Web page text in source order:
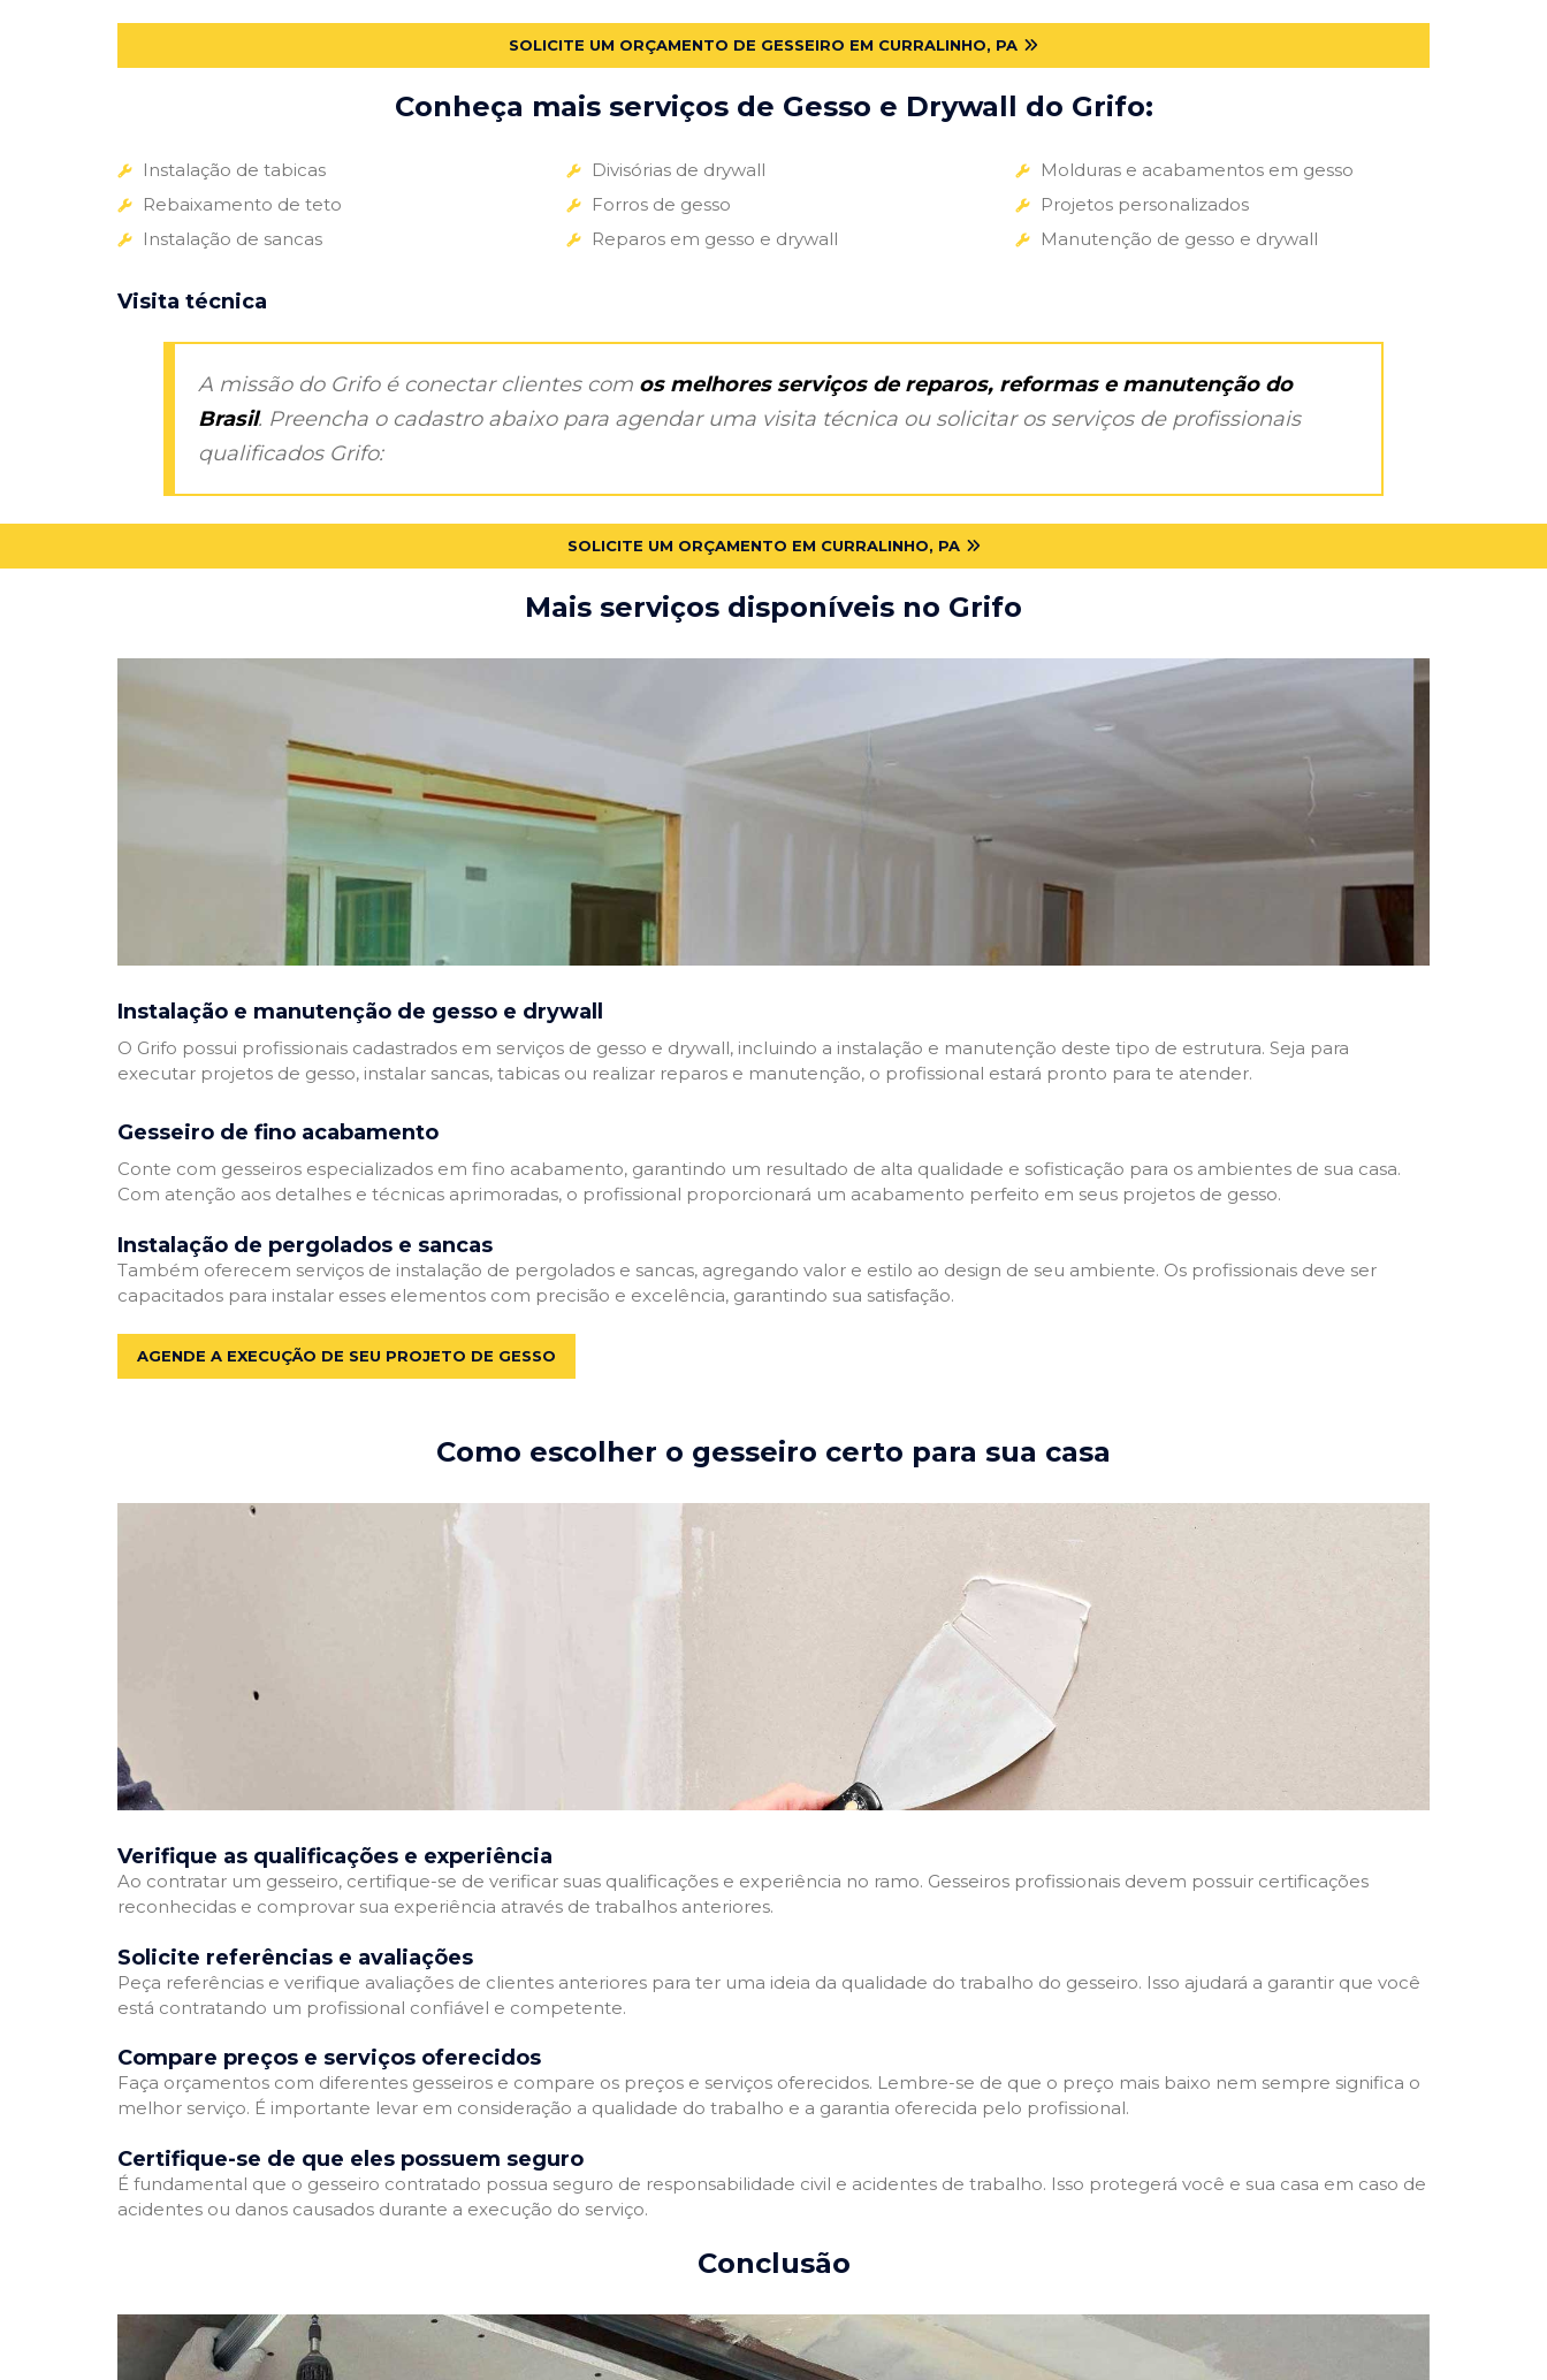
SOLICITE UM ORÇAMENTO DE GESSEIRO EM CURRALINHO, PA
Conheça mais serviços de Gesso e Drywall do Grifo:
Instalação de tabicas
Rebaixamento de teto
Instalação de sancas
Divisórias de drywall
Forros de gesso
Reparos em gesso e drywall
Molduras e acabamentos em gesso
Projetos personalizados
Manutenção de gesso e drywall
Visita técnica
A missão do Grifo é conectar clientes com os melhores serviços de reparos, reformas e manutenção do
Brasil. Preencha o cadastro abaixo para agendar uma visita técnica ou solicitar os serviços de profissionais
qualificados Grifo:
SOLICITE UM ORÇAMENTO EM CURRALINHO, PA
Mais serviços disponíveis no Grifo
Instalação e manutenção de gesso e drywall
O Grifo possui profissionais cadastrados em serviços de gesso e drywall, incluindo a instalação e manutenção deste tipo de estrutura. Seja para
executar projetos de gesso, instalar sancas, tabicas ou realizar reparos e manutenção, o profissional estará pronto para te atender.
Gesseiro de fino acabamento
Conte com gesseiros especializados em fino acabamento, garantindo um resultado de alta qualidade e sofisticação para os ambientes de sua casa.
Com atenção aos detalhes e técnicas aprimoradas, o profissional proporcionará um acabamento perfeito em seus projetos de gesso.
Instalação de pergolados e sancas
Também oferecem serviços de instalação de pergolados e sancas, agregando valor e estilo ao design de seu ambiente. Os profissionais deve ser
capacitados para instalar esses elementos com precisão e excelência, garantindo sua satisfação.
AGENDE A EXECUÇÃO DE SEU PROJETO DE GESSO
Como escolher o gesseiro certo para sua casa
Verifique as qualificações e experiência
Ao contratar um gesseiro, certifique-se de verificar suas qualificações e experiência no ramo. Gesseiros profissionais devem possuir certificações
reconhecidas e comprovar sua experiência através de trabalhos anteriores.
Solicite referências e avaliações
Peça referências e verifique avaliações de clientes anteriores para ter uma ideia da qualidade do trabalho do gesseiro. Isso ajudará a garantir que você
está contratando um profissional confiável e competente.
Compare preços e serviços oferecidos
Faça orçamentos com diferentes gesseiros e compare os preços e serviços oferecidos. Lembre-se de que o preço mais baixo nem sempre significa o
melhor serviço. É importante levar em consideração a qualidade do trabalho e a garantia oferecida pelo profissional.
Certifique-se de que eles possuem seguro
É fundamental que o gesseiro contratado possua seguro de responsabilidade civil e acidentes de trabalho. Isso protegerá você e sua casa em caso de
acidentes ou danos causados durante a execução do serviço.
Conclusão